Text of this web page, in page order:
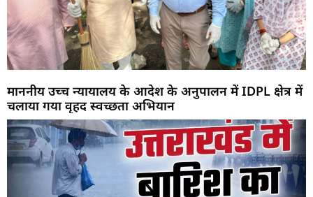
माननीय उच्च न्यायालय के आदेश के अनुपालन में IDPL क्षेत्र में
चलाया गया वृहद स्वच्छता अभियान